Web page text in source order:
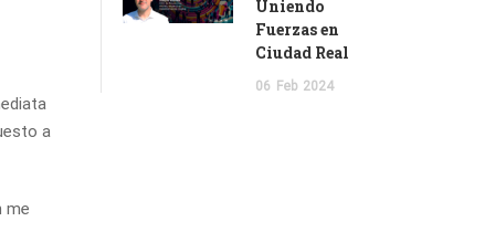
a
me
Uniendo
Fuerzas en
Ciudad Real
06 Feb 2024